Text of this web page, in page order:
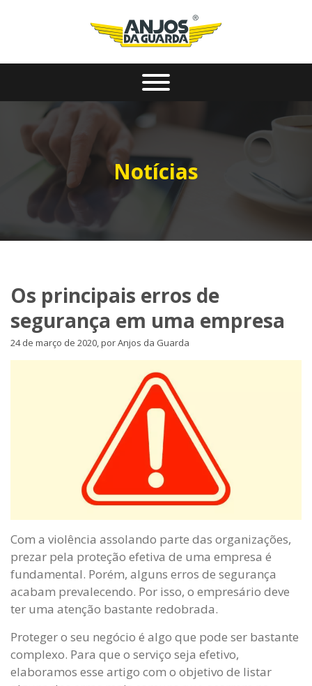
Notícias
Os principais erros de
segurança em uma empresa
24 de março de 2020, por Anjos da Guarda
Com a violência assolando parte das organizações,
prezar pela proteção efetiva de uma empresa é
fundamental. Porém, alguns erros de segurança
acabam prevalecendo. Por isso, o empresário deve
ter uma atenção bastante redobrada.
Proteger o seu negócio é algo que pode ser bastante
complexo. Para que o serviço seja efetivo,
elaboramos esse artigo com o objetivo de listar